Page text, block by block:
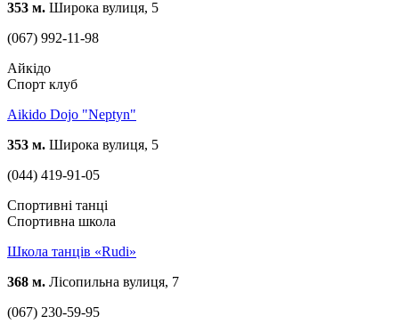
353 м. Широка вулиця, 5
(067) 992-11-98
Айкідо
Спорт клуб
Aikido Dojo "Neptyn"
353 м. Широка вулиця, 5
(044) 419-91-05
Спортивні танці
Спортивна школа
Школа танців «Rudi»
368 м. Лісопильна вулиця, 7
(067) 230-59-95